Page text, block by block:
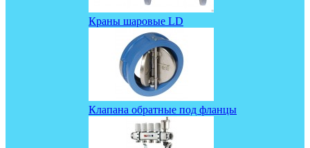
Краны шаровые LD
Клапана обратные под фланцы